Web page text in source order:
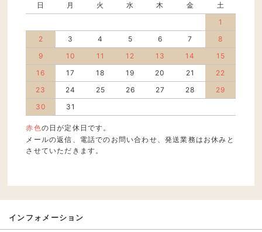
日 月 火 水 木 金
土
1
2
3 4 5 6 7
8
9
10 11 12 13 14
15
16
17 18 19 20 21
22
23
24 25 26 27 28
29
30
31
赤色の日が定休日です。
メールの返信、電話でのお問い合わせ、発送業務はお休みと
させていただきます。
インフォメーション